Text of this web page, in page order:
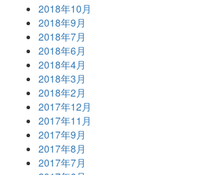
2018年10月
2018年9月
2018年7月
2018年6月
2018年4月
2018年3月
2018年2月
2017年12月
2017年11月
2017年9月
2017年8月
2017年7月